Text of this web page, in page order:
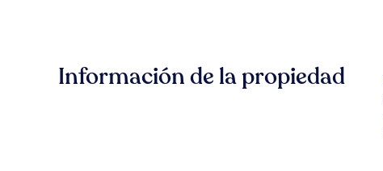
Información de la propiedad